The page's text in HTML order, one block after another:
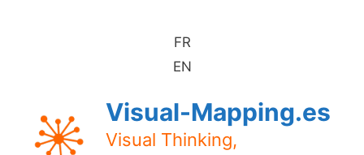
FR
EN
Visual-Mapping.es
Visual Thinking,